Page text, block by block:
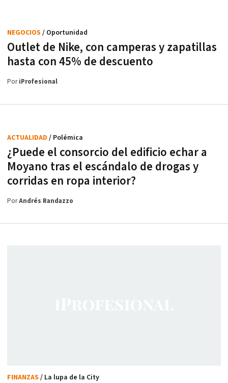
Outlet de Nike, con camperas y zapatillas
hasta con 45% de descuento
NEGOCIOS / Oportunidad
PoriProfesional
¿Puede el consorcio del edificio echar a
Moyano tras el escándalo de drogas y
corridas en ropa interior?
ACTUALIDAD / Polémica
PorAndrés Randazzo
FINANZAS / La lupa de la City